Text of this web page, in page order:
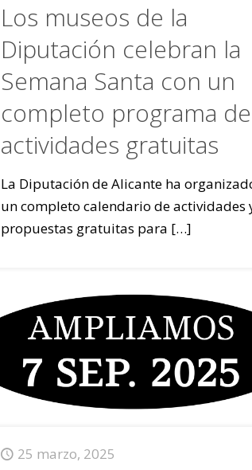
Los museos de la
Diputación celebran la
Semana Santa con un
completo programa de
actividades gratuitas
La Diputación de Alicante ha
un completo calendario de actividades
propuestas gratuitas para […]
25 marzo, 2025